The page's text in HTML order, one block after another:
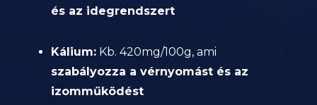
és az idegrendszert
Kálium: Kb. 420mg/100g, ami
szabályozza a vérnyomást és az
izomműködést